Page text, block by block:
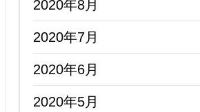
2020年8月
2020年7月
2020年6月
2020年5月